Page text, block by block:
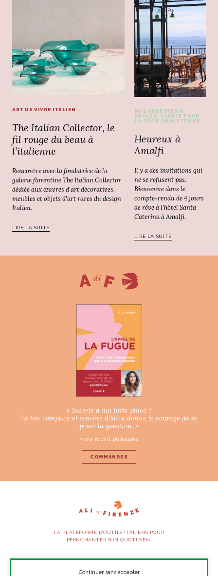
ART DE VIVRE ITALIEN
The Italian Collector, le
fil rouge du beau à
l’italienne
Rencontre avec la fondatrice de la
galerie florentine The Italian Collector
dédiée aux œuvres d'art décoratives,
meubles et objets d'art rares du design
Italien.
LIRE LA SUITE
NOS ADRESSES À
NAPLES, CAPRI ET SUR
LA CÔTE AMALFITAINE
Heureux à
Amalfi
Il y a des invitations qui
ne se refusent pas.
Bienvenue dans le
compte-rendu de 4 jours
de rêve à l'hôtel Santa
Caterina à Amalfi.
LIRE LA SUITE
« Suis-je à ma juste place ?
Le ton complice et sincère d’Alice donne le courage de se
poser la question. »
Marie Robert, philosophe
COMMANDER
LA PLATEFORME D’OUTILS ITALIENS POUR
RÉENCHANTER SON QUOTIDIEN.
SUIVEZ-NOUS
Continuer sans accepter